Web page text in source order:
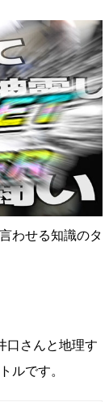
わせる知識のタ
口さんと地理す
ルです。